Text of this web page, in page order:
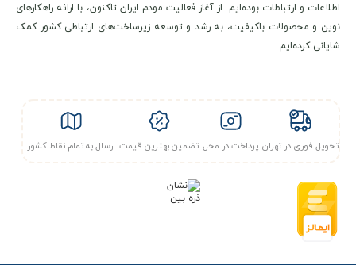
اطلاعات و ارتباطات بوده‌ایم. از آغاز فعالیت مودم ایران تاکنون، با ارائه راهکارهای
نوین و محصولات باکیفیت، به رشد و توسعه زیرساخت‌های ارتباطی کشور کمک
شایانی کرده‌ایم.
تحویل فوری در تهران پرداخت در محل تضمین بهترین قیمت ارسال به تمام نقاط کشور